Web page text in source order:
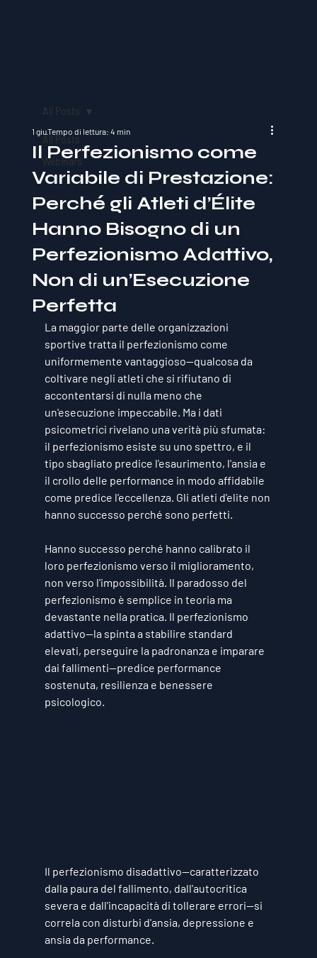
All Posts
Webinars
All Posts
Il Perfezionismo come
Variabile di Prestazione:
Perché gli Atleti d’Élite
Hanno Bisogno di un
Perfezionismo Adattivo,
Non di un’Esecuzione
Perfetta
1 giuTempo di lettura: 4 min
La maggior parte delle organizzazioni
sportive tratta il perfezionismo come
uniformemente vantaggioso—qualcosa da
coltivare negli atleti che si rifiutano di
accontentarsi di nulla meno che
un'esecuzione impeccabile. Ma i dati
psicometrici rivelano una verità più sfumata:
il perfezionismo esiste su uno spettro, e il
tipo sbagliato predice l'esaurimento, l'ansia e
il crollo delle performance in modo affidabile
come predice l'eccellenza. Gli atleti d'elite non
hanno successo perché sono perfetti.
Hanno successo perché hanno calibrato il
loro perfezionismo verso il miglioramento,
non verso l'impossibilità. Il paradosso del
perfezionismo è semplice in teoria ma
devastante nella pratica. Il perfezionismo
adattivo—la spinta a stabilire standard
elevati, perseguire la padronanza e imparare
dai fallimenti—predice performance
sostenuta, resilienza e benessere
psicologico.
Il perfezionismo disadattivo—caratterizzato
dalla paura del fallimento, dall'autocritica
severa e dall'incapacità di tollerare errori—si
correla con disturbi d'ansia, depressione e
ansia da performance.